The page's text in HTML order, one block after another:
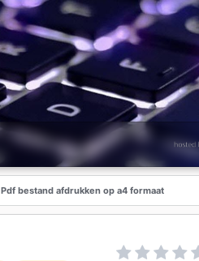
Pdf bestand afdrukken op a4 formaat